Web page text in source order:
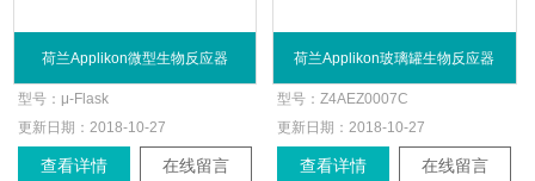
荷兰Applikon微型生物反应器
型号： μ-Flask
更新日期： 2018-10-27
查看详情 在线留言
荷兰Applikon玻璃罐生物反应器
型号： Z4AEZ0007C
更新日期： 2018-10-27
查看详情 在线留言